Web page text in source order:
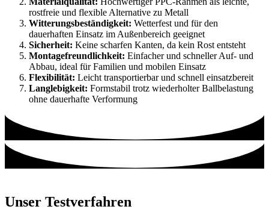
rostfreie und flexible Alternative zu Metall
Witterungsbeständigkeit: Wetterfest und für den
dauerhaften Einsatz im Außenbereich geeignet
Sicherheit: Keine scharfen Kanten, da kein Rost entsteht
Montagefreundlichkeit: Einfacher und schneller Auf- und
Abbau, ideal für Familien und mobilen Einsatz
Flexibilität: Leicht transportierbar und schnell einsatzbereit
Langlebigkeit: Formstabil trotz wiederholter Ballbelastung
ohne dauerhafte Verformung
Unser Testverfahren